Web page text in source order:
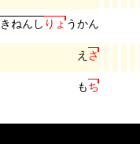
き ねん し り ょうかん
え さ
もち